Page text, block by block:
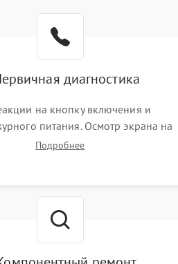
диагностика
на кнопку включения и
питания. Осмотр экрана на
повреждения. Подключение к ПК
Подробнее